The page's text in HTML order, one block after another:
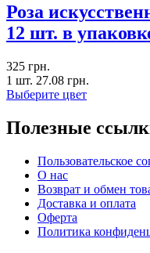
Роза
12 шт. в
325 грн.
1 шт. 27.08 грн.
Выберите цвет
Полезные
Пользовательское
О нас
Возврат и обмен
Доставка и оплата
Оферта
Политика